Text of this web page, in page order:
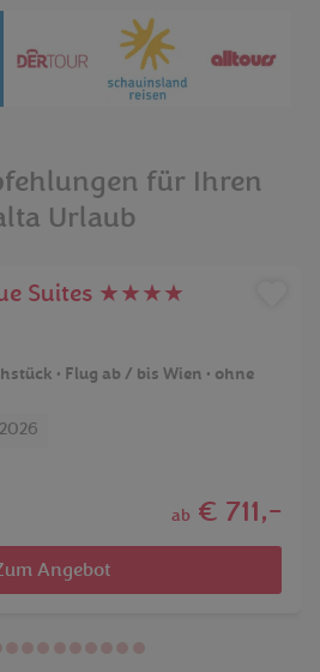
für Ihren
Urlaub
Suites ★★★★
• Flug ab / bis Wien • ohne
ab € 711,-
Angebot